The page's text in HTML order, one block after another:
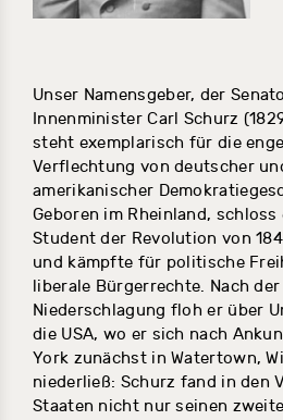
Unser Namensgeber, der
Innenminister Carl Schurz
steht exemplarisch für die enge
Verflechtung von deutscher
amerikanischer
Geboren im Rheinland, schloss
Student der Revolution von
und kämpfte für politische
liberale Bürgerrechte. Nach der
Niederschlagung floh er über
die USA, wo er sich nach
York zunächst in Watertown,
niederließ: Schurz fand in den
Staaten nicht nur seinen